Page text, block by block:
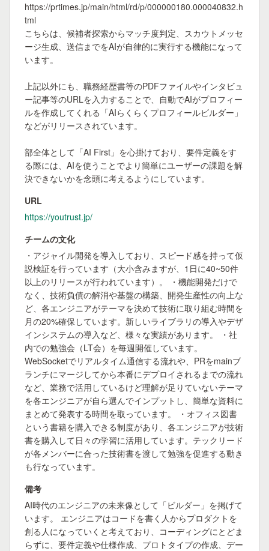
https://prtimes.jp/main/html/rd/p/000000180.000040832.h
tml
こちらは、候補者探索からマッチ度判定、スカウトメッセ
ージ生成、送信までをAIが自律的に実行する機能になって
います。
上記以外にも、職務経歴書等のPDFファイルやインタビュ
ー記事等のURLを入力することで、自動でAIがプロフィー
ルを作成してくれる「AIらくらくプロフィールビルダー」
などがリリースされています。
部全体として「AI First」を心掛けており、要件定義をす
る際には、AIを使うことでより簡単にユーザーの課題を解
決できないかを念頭に考えるようにしています。
URL
https://youtrust.jp/
チームの文化
・アジャイル開発を導入しており、スピード感を持って仮
説検証を行っています（大小含みますが、1日に40~50件
以上のリリースが行われています）。 ・機能開発だけで
なく、技術負債の解消や基盤の構築、開発生産性の向上な
ど、各エンジニアがテーマを決めて技術に取り組む時間を
月の20%確保しています。新しいライブラリの導入やデザ
インシステムの導入など、様々な実績があります。 ・社
内での勉強会（LT会）を毎週開催しています。
WebSocketでリアルタイム通信する流れや、PRをmainブ
ランチにマージしてから本番にデプロイされるまでの流れ
など、業務で活用しているけど理解が足りていないテーマ
を各エンジニアが自ら選んでインプットし、簡単な資料に
まとめて発表する時間を取っています。 ・オフィス図書
という書籍を購入できる制度があり、各エンジニアが技術
書を購入して日々の学習に活用しています。テックリード
が各メンバーに合った技術書を渡して勉強を促進する動き
も行なっています。
備考
AI時代のエンジニアの未来像として「ビルダー」を掲げて
います。 エンジニアはコードを書く人からプロダクトを
創る人になっていくと考えており、コーディングにとどま
らずに、要件定義や仕様作成、プロトタイプの作成、デー